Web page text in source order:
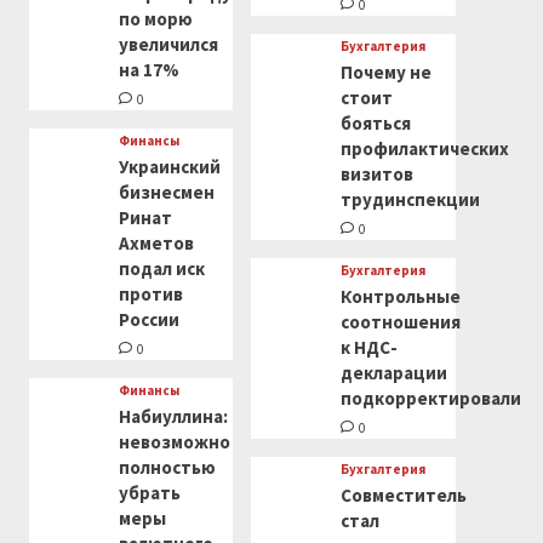
по морю
увеличился
на 17%
0
Финансы
Украинский
бизнесмен
Ринат
Ахметов
подал иск
против
России
0
Финансы
Набиуллина:
невозможно
полностью
убрать
меры
0
Бухгалтерия
Почему не
стоит
бояться
профилактических
визитов
трудинспекции
0
Бухгалтерия
Контрольные
соотношения
к НДС-
декларации
подкорректировали
0
Бухгалтерия
Совместитель
стал